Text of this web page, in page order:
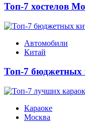
Топ-7 хостелов
Автомобили
Китай
Топ-7 бюджетных
Караоке
Москва